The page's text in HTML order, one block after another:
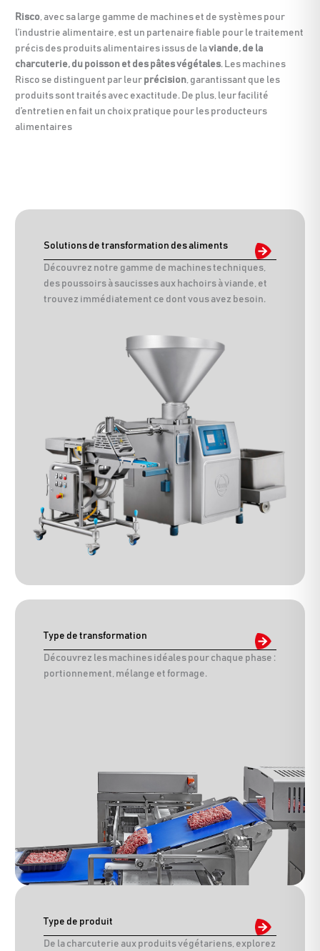
Risco, avec sa large gamme de machines et de systèmes pour
l’industrie alimentaire, est un partenaire fiable pour le traitement
précis des produits alimentaires issus de laviande, de la
charcuterie, du poisson et des pâtes végétales. Les machines
Risco se distinguent par leur précision, garantissant que les
produits sont traités avec exactitude. De plus, leur facilité
d’entretien en fait un choix pratique pour les producteurs
alimentaires
Solutions de transformation des aliments
Découvrez notre gamme de machines techniques,
des poussoirs à saucisses aux hachoirs à viande, et
trouvez immédiatement ce dont vous avez besoin.
Type de transformation
Découvrez les machines idéales pour chaque phase :
portionnement, mélange et formage.
Type de produit
De la charcuterie aux produits végétariens, explorez